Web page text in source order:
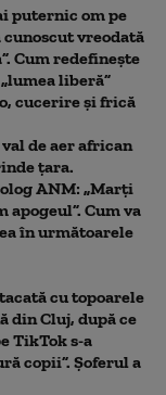
puternic om pe
cunoscut vreodată
Cum redefinește
liberă”
cucerire și frică
de aer african
țara.
ANM: „Marți
apogeul”. Cum va
în următoarele
cu topoarele
din Cluj, după ce
TikTok s-a
copii”. Șoferul a